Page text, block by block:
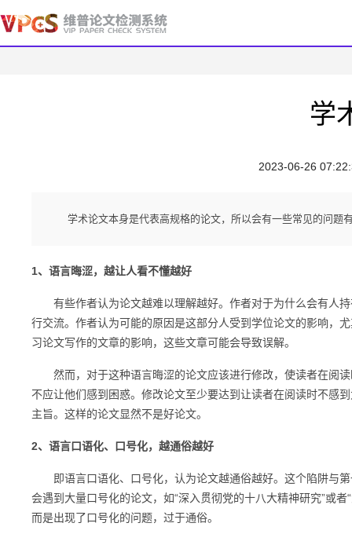
学
2023-06-26
学术论文本身是代表高规格的论文，所以会有一些常见的问题
1、语言晦涩，越让人看不懂越好
有些作者认为论文越难以理解越好。作者对于为什么会有人持
行交流。作者认为可能的原因是这部分人受到学位论文的影响，
习论文写作的文章的影响，这些文章可能会导致误解。
然而，对于这种语言晦涩的论文应该进行修改，使读者在阅读
不应让他们感到困惑。修改论文至少要达到让读者在阅读时不感
主旨。这样的论文显然不是好论文。
2、语言口语化、口号化，越通俗越好
即语言口语化、口号化，认为论文越通俗越好。这个陷阱与第
会遇到大量口号化的论文，如“深入贯彻党的十八大精神研究”或
而是出现了口号化的问题，过于通俗。